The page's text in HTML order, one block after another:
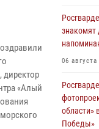
директор
«Алый
знакомят
06
области»
Победы»